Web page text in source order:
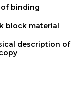
of binding
block material
description of